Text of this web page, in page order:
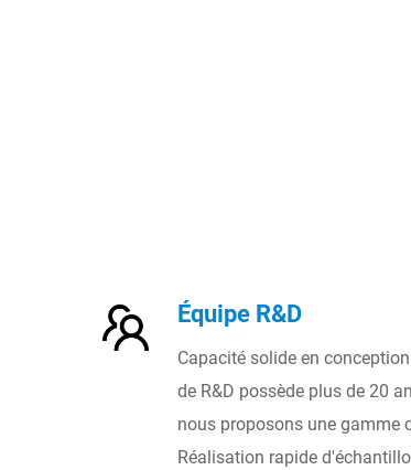
Équipe R&D
Capacité solide en
de R&D possède plus de 20
nous proposons une gamme
Réalisation rapide